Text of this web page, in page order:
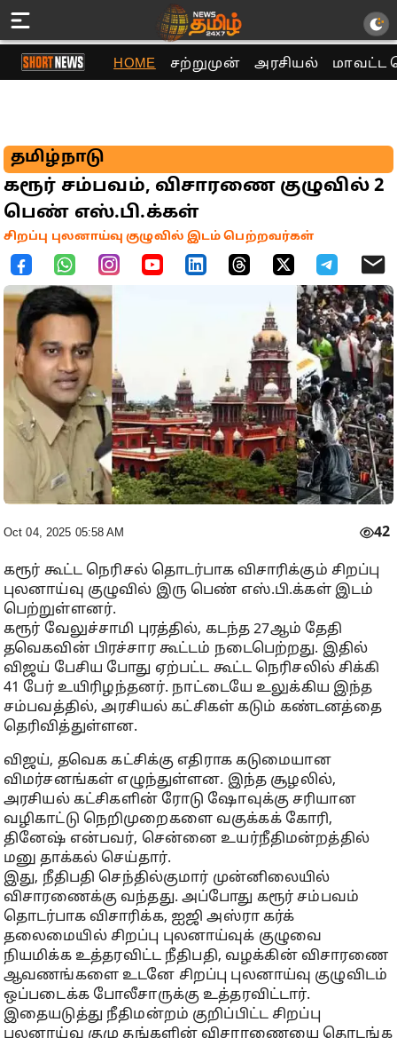
HOME சற்றுமுன் அரசியல் மாவட்ட
தமிழ்நாடு
கரூர் சம்பவம், விசாரணை குழுவில் 2
பெண் எஸ்.பி.க்கள்
சிறப்பு புலனாய்வு குழுவில் இடம் பெற்றவர்கள்
Oct 04, 2025 05:58 AM 42
கரூர் கூட்ட நெரிசல் தொடர்பாக விசாரிக்கும் சிறப்பு
புலனாய்வு குழுவில் இரு பெண் எஸ்.பி.க்கள் இடம்
பெற்றுள்ளனர்.
கரூர் வேலுச்சாமி புரத்தில், கடந்த 27ஆம் தேதி
தவெகவின் பிரச்சார கூட்டம் நடைபெற்றது. இதில்
விஜய் பேசிய போது ஏற்பட்ட கூட்ட நெரிசலில் சிக்கி
41 பேர் உயிரிழந்தனர். நாட்டையே உலுக்கிய இந்த
சம்பவத்தில், அரசியல் கட்சிகள் கடும் கண்டனத்தை
தெரிவித்துள்ளன.
விஜய், தவெக கட்சிக்கு எதிராக கடுமையான
விமர்சனங்கள் எழுந்துள்ளன. இந்த சூழலில்,
அரசியல் கட்சிகளின் ரோடு ஷோவுக்கு சரியான
வழிகாட்டு நெறிமுறைகளை வகுக்கக் கோரி,
தினேஷ் என்பவர், சென்னை உயர்நீதிமன்றத்தில்
மனு தாக்கல் செய்தார்.
இது, நீதிபதி செந்தில்குமார் முன்னிலையில்
விசாரணைக்கு வந்தது. அப்போது கரூர் சம்பவம்
தொடர்பாக விசாரிக்க, ஐஜி அஸ்ரா கர்க்
தலைமையில் சிறப்பு புலனாய்வுக் குழுவை
நியமிக்க உத்தரவிட்ட நீதிபதி, வழக்கின் விசாரணை
ஆவணங்களை உடனே சிறப்பு புலனாய்வு குழுவிடம்
ஒப்படைக்க போலீசாருக்கு உத்தரவிட்டார்.
இதையடுத்து நீதிமன்றம் குறிப்பிட்ட சிறப்பு